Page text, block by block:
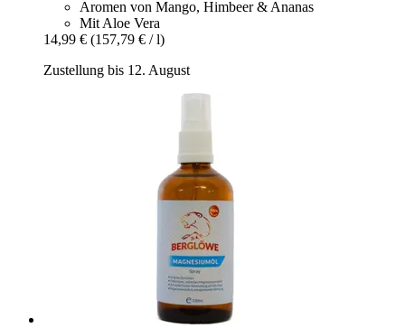
Aromen von Mango, Himbeer & Ananas
Mit Aloe Vera
14,99 € (157,79 € / l)
Zustellung bis 12. August